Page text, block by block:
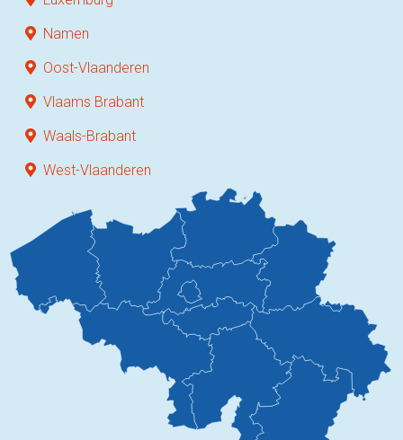
Namen
Oost-Vlaanderen
Vlaams Brabant
Waals-Brabant
West-Vlaanderen